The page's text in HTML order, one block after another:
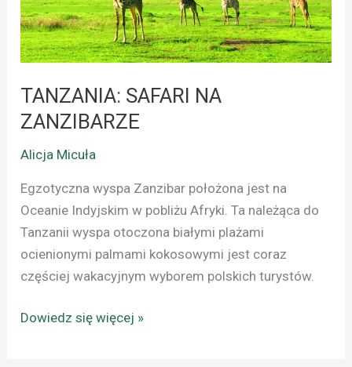
TANZANIA: SAFARI NA
ZANZIBARZE
Alicja Micuła
Egzotyczna wyspa Zanzibar położona jest na
Oceanie Indyjskim w pobliżu Afryki. Ta należąca do
Tanzanii wyspa otoczona białymi plażami
ocienionymi palmami kokosowymi jest coraz
częściej wakacyjnym wyborem polskich turystów.
Dowiedz się więcej »